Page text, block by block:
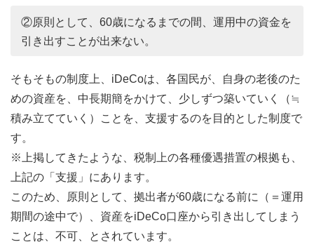
②原則として、60歳になるまでの間、運用中の資金を
引き出すことが出来ない。
そもそもの制度上、iDeCoは、各国民が、自身の老後のた
めの資産を、中長期簡をかけて、少しずつ築いていく（≒
積み立てていく）ことを、支援するのを目的とした制度で
す。
※上掲してきたような、税制上の各種優遇措置の根拠も、
上記の「支援」にあります。
このため、原則として、拠出者が60歳になる前に（＝運用
期間の途中で）、資産をiDeCo口座から引き出してしまう
ことは、不可、とされています。